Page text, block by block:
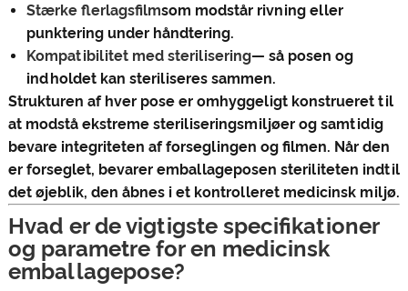
Stærke flerlagsfilmsom modstår rivning eller
punktering under håndtering.
Kompatibilitet med sterilisering— så posen og
indholdet kan steriliseres sammen.
Strukturen af ​​hver pose er omhyggeligt konstrueret til
at modstå ekstreme steriliseringsmiljøer og samtidig
bevare integriteten af ​​forseglingen og filmen. Når den
er forseglet, bevarer emballageposen steriliteten indtil
det øjeblik, den åbnes i et kontrolleret medicinsk miljø.
Hvad er de vigtigste specifikationer
og parametre for en medicinsk
emballagepose?